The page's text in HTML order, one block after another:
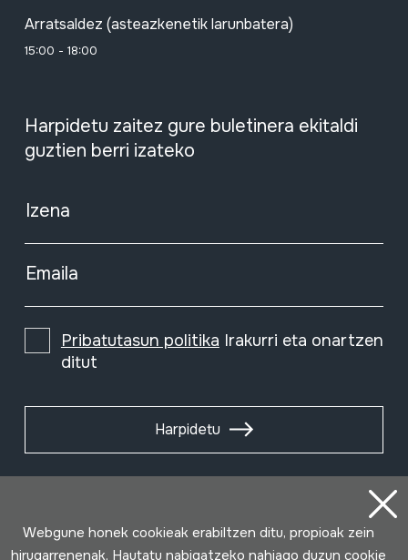
Arratsaldez (asteazkenetik larunbatera)
15:00 - 18:00
Harpidetu zaitez gure buletinera ekitaldi
guztien berri izateko
Izena
Emaila
Pribatutasun politika Irakurri eta onartzen
ditut
Harpidetu
Webgune honek cookieak erabiltzen ditu, propioak zein
hirugarrenenak. Hautatu nabigatzeko nahiago duzun cookie